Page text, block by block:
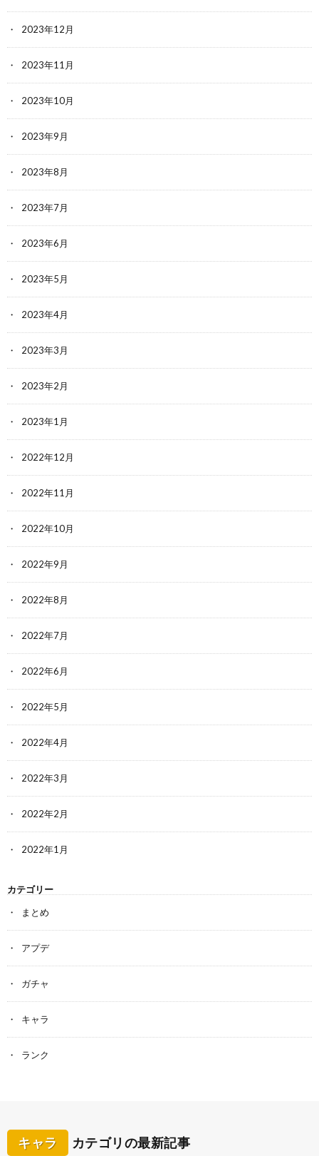
2023年12月
2023年11月
2023年10月
2023年9月
2023年8月
2023年7月
2023年6月
2023年5月
2023年4月
2023年3月
2023年2月
2023年1月
2022年12月
2022年11月
2022年10月
2022年9月
2022年8月
2022年7月
2022年6月
2022年5月
2022年4月
2022年3月
2022年2月
2022年1月
カテゴリー
まとめ
アプデ
ガチャ
キャラ
ランク
キャラ カテゴリの最新記事